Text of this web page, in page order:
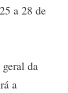
a 28 de
da
a